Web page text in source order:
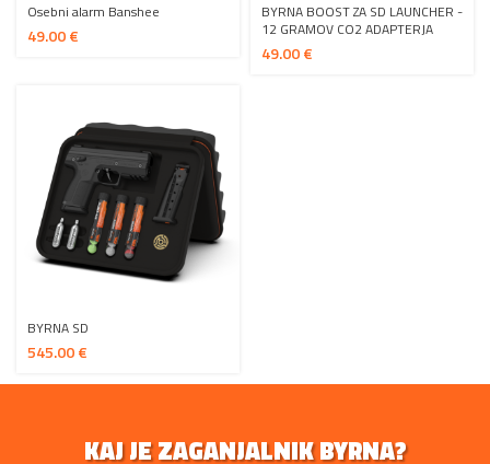
Osebni alarm Banshee
€
BYRNA BOOST ZA SD LAUNCHER -
12 GRAMOV CO2 ADAPTERJA
€
BYRNA SD
€
KAJ JE ZAGANJALNIK BYRNA?